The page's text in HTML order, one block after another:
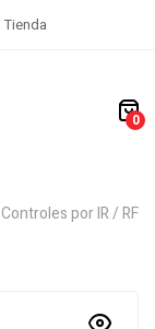
Tienda
0
Controles por IR / RF